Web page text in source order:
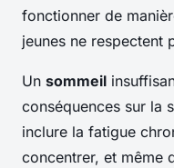
fonctionner de
jeunes ne respectent
Un sommeil
conséquences sur la
inclure la fatigue
concentrer, et même